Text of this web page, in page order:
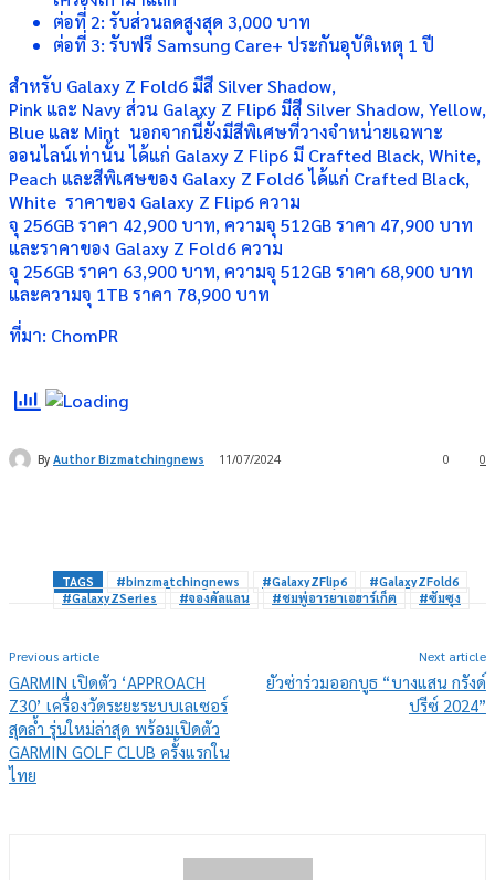
ต่อที่ 2: รับส่วนลดสูงสุด 3,000 บาท
ต่อที่ 3: รับฟรี Samsung Care+ ประกันอุบัติเหตุ 1 ปี
สำหรับ Galaxy Z Fold6 มีสี Silver Shadow,
Pink และ Navy ส่วน Galaxy Z Flip6 มีสี Silver Shadow, Yellow,
Blue และ Mint นอกจากนี้ยังมีสีพิเศษที่วางจำหน่ายเฉพาะ
ออนไลน์เท่านั้น ได้แก่ Galaxy Z Flip6 มี Crafted Black, White,
Peach และสีพิเศษของ Galaxy Z Fold6 ได้แก่ Crafted Black,
White ราคาของ Galaxy Z Flip6 ความ
จุ 256GB ราคา 42,900 บาท, ความจุ 512GB ราคา 47,900 บาท
และราคาของ Galaxy Z Fold6 ความ
จุ 256GB ราคา 63,900 บาท, ความจุ 512GB ราคา 68,900 บาท
และความจุ 1TB ราคา 78,900 บาท
ที่มา: ChomPR
By Author Bizmatchingnews 11/07/2024 0
0
TAGS #binzmatchingnews #GalaxyZFlip6
#GalaxyZFold6
#GalaxyZSeries
#จองคัลแลน #ชมพู่อารยาเอฮาร์เก็ต #ซัมซุง
Previous article
GARMIN เปิดตัว ‘APPROACH
Z30’ เครื่องวัดระยะระบบเลเซอร์
สุดล้ำ รุ่นใหม่ล่าสุด พร้อมเปิดตัว
GARMIN GOLF CLUB ครั้งแรกใน
ไทย
Next article
ยัวซ่าร่วมออกบูธ “บางแสน กรังด์
ปรีซ์ 2024”